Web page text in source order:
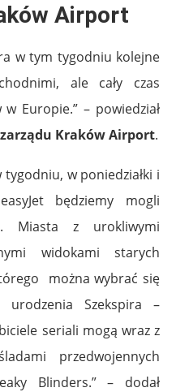
Airport
w tym tygodniu kolejne
ale cały czas
Europie.” – powiedział
zarządu Kraków Airport.
w poniedziałki i
będziemy mogli
Miasta z urokliwymi
widokami starych
można wybrać się
Szekspira –
seriali mogą wraz z
przedwojennych
Blinders.” – dodał